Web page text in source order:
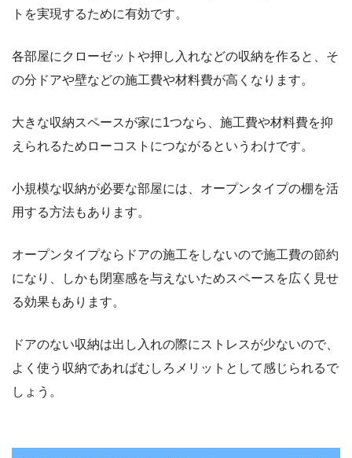
トを実現するために有効です。
各部屋にクローゼットや押し入れなどの収納を作ると、そ
の分ドアや壁などの施工費や材料費が高くなります。
大きな収納スペースが家に1つなら、施工費や材料費を抑
えられるためローコストにつながるというわけです。
小規模な収納が必要な部屋には、オープンタイプの棚を活
用する方法もあります。
オープンタイプならドアの施工をしないので施工費の節約
になり、しかも閉塞感を与えないためスペースを広く見せ
る効果もあります。
ドアのない収納は出し入れの際にストレスが少ないので、
よく使う収納であればむしろメリットとして感じられるで
しょう。